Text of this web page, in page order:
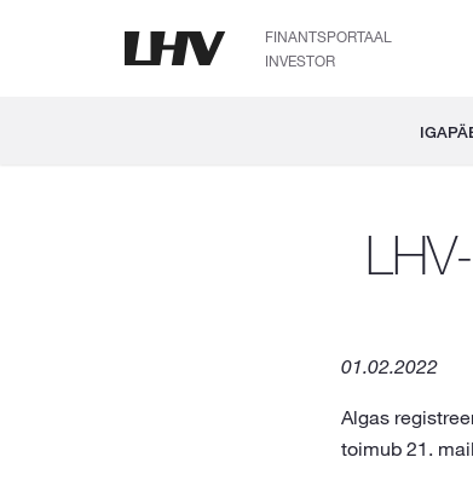
FINANTSPORTAAL
INVESTOR
01.02.2022
Algas
toimub 21.